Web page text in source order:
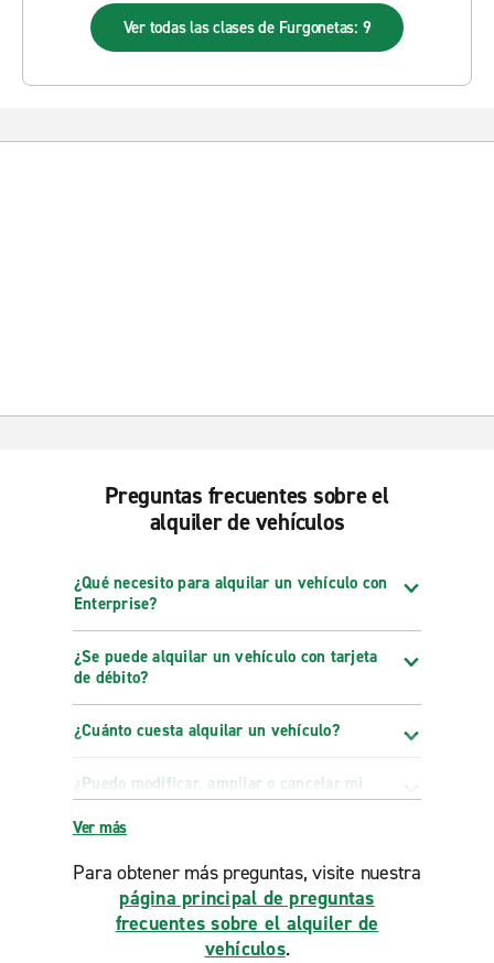
Ver todas las clases de Furgonetas: 9
Preguntas frecuentes sobre el
alquiler de vehículos
¿Qué necesito para alquilar un vehículo con
Enterprise?
¿Se puede alquilar un vehículo con tarjeta
de débito?
¿Cuánto cuesta alquilar un vehículo?
¿Puedo modificar, ampliar o cancelar mi
reserva?
Ver más
Para obtener más preguntas, visite nuestra
página principal de preguntas
frecuentes sobre el alquiler de
vehículos.